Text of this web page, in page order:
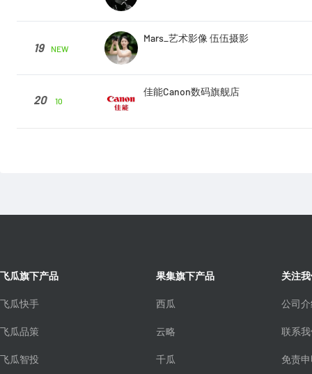
19 NEW
Mars_艺术影像 伍伍摄影
20 10
佳能Canon数码旗舰店
飞瓜旗下产品
飞瓜快手
飞瓜品策
飞瓜智投
果集旗下产品
西瓜
云略
千瓜
关注
公司
联系
免责